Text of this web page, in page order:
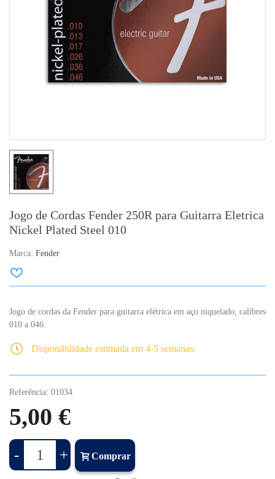
Jogo de Cordas Fender 250R para Guitarra Eletrica
Nickel Plated Steel 010
Marca: Fender
Jogo de cordas da Fender para guitarra elétrica em aço niquelado, calibres
010 a 046.
Disponibilidade estimada em 4-5 semanas.
Referência: 01034
5,00 €
- + Comprar